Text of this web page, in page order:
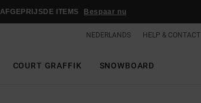
ITEMS Bespaar nu
NEDERLANDS HELP & CONTACT
COURT GRAFFIK SNOWBOARD